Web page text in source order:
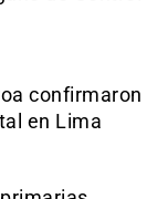
confirmaron
en Lima